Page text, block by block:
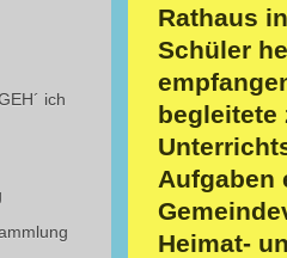
Rathaus
Schüler
begleitete
Aufgaben
Heimat-
ich